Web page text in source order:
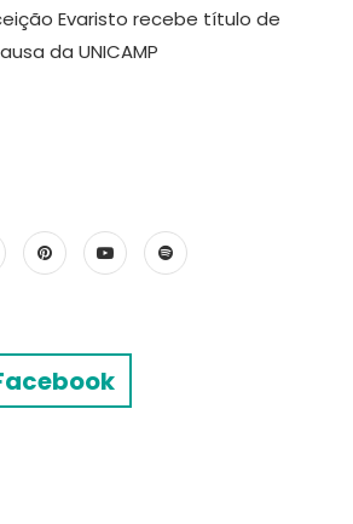
Evaristo recebe título de
da UNICAMP